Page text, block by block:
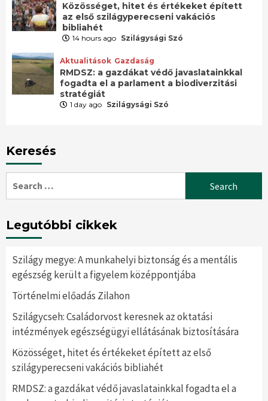
Közösséget, hitet és értékeket épített
az első szilágyperecseni vakációs
bibliahét
14 hours ago Szilágysági Szó
Aktualitások Gazdaság
RMDSZ: a gazdákat védő javaslatainkkal
fogadta el a parlament a biodiverzitási
stratégiát
1 day ago Szilágysági Szó
Keresés
Legutóbbi cikkek
Szilágy megye: A munkahelyi biztonság és a mentális
egészség került a figyelem középpontjába
Történelmi előadás Zilahon
Szilágycseh: Családorvost keresnek az oktatási
intézmények egészségügyi ellátásának biztosítására
Közösséget, hitet és értékeket épített az első
szilágyperecseni vakációs bibliahét
RMDSZ: a gazdákat védő javaslatainkkal fogadta el a